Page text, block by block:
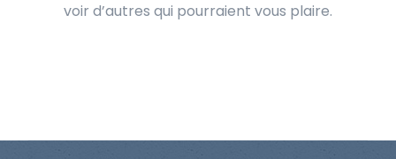
voir d’autres qui pourraient vous plaire.